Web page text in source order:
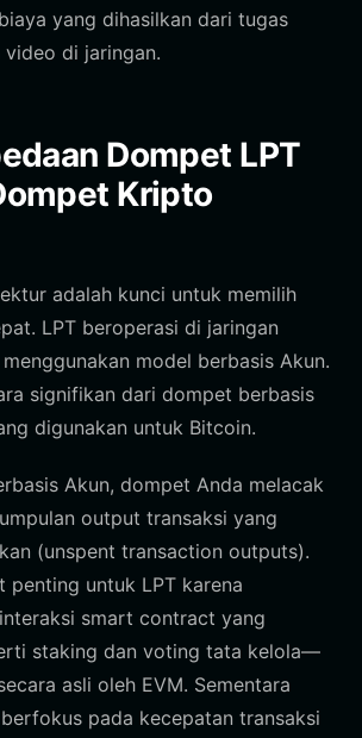
yang dihasilkan dari tugas
video di jaringan.
Dompet LPT
Kripto
adalah kunci untuk memilih
LPT beroperasi di jaringan
model berbasis Akun.
signifikan dari dompet berbasis
digunakan untuk Bitcoin.
Akun, dompet Anda melacak
output transaksi yang
(unspent transaction outputs).
penting untuk LPT karena
smart contract yang
staking dan voting tata kelola—
asli oleh EVM. Sementara
pada kecepatan transaksi